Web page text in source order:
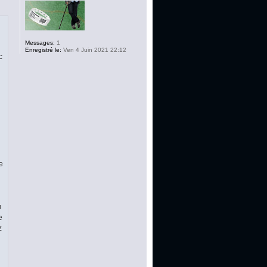
Messages: 1
Enregistré le: Ven 4 Juin 2021 22:12